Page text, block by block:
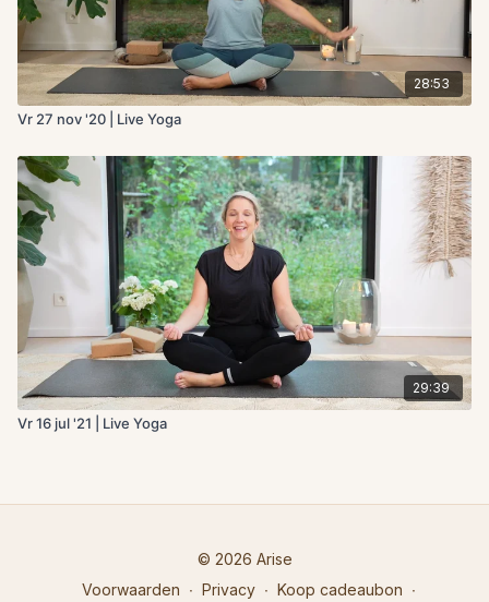
28:53
Vr 27 nov '20 | Live Yoga
29:39
Vr 16 jul '21 | Live Yoga
© 2026 Arise
Voorwaarden ∙ Privacy ∙ Koop cadeaubon ∙